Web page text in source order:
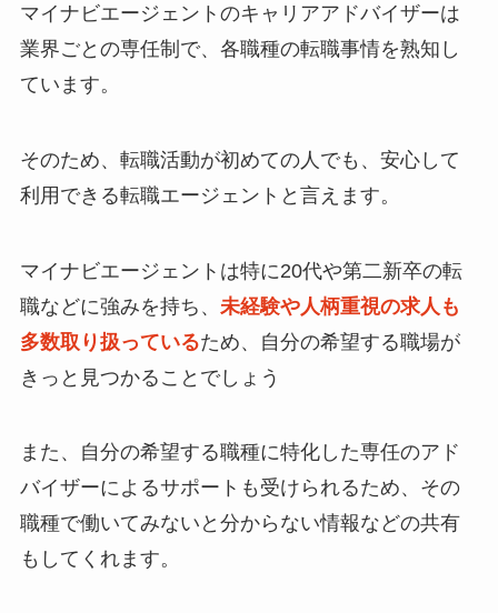
マイナビエージェントのキャリアアドバイザーは
業界ごとの専任制で、各職種の転職事情を熟知し
ています。
そのため、転職活動が初めての人でも、安心して
利用できる転職エージェントと言えます。
マイナビエージェントは特に20代や第二新卒の転
職などに強みを持ち、 未経験や人柄重視の求人も
多数取り扱っているため、自分の希望する職場が
きっと見つかることでしょう
また、自分の希望する職種に特化した専任のアド
バイザーによるサポートも受けられるため、その
職種で働いてみないと分からない情報などの共有
もしてくれます。